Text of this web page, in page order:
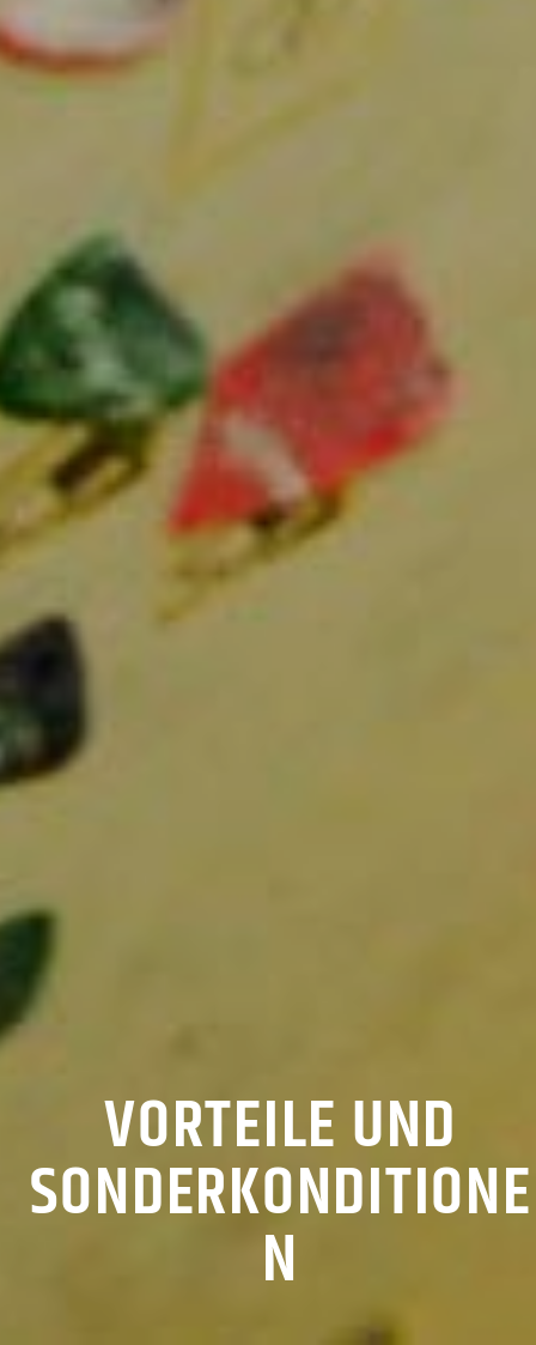
VORTEILE UND
SONDERKONDITIONE
N